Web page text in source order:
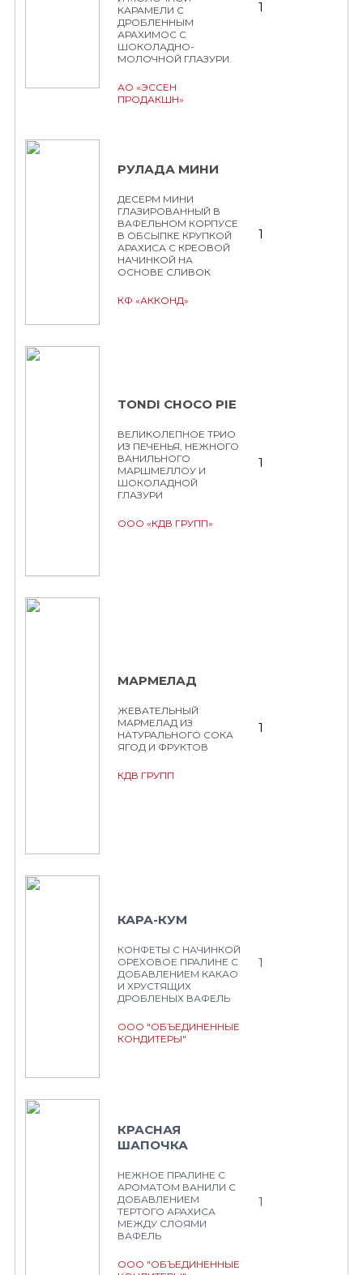
КАРАМЕЛИ С
ДРОБЛЕННЫМ
АРАХИМОС С
ШОКОЛАДНО-
МОЛОЧНОЙ ГЛАЗУРИ.
АО «ЭССЕН
ПРОДАКШН»
1
РУЛАДА МИНИ
ДЕСЕРМ МИНИ
ГЛАЗИРОВАННЫЙ В
ВАФЕЛЬНОМ КОРПУСЕ
В ОБСЫПКЕ КРУПКОЙ
АРАХИСА С КРЕОВОЙ
НАЧИНКОЙ НА
ОСНОВЕ СЛИВОК
КФ «АККОНД»
1
TONDI CHOCO PIE
ВЕЛИКОЛЕПНОЕ ТРИО
ИЗ ПЕЧЕНЬЯ, НЕЖНОГО
ВАНИЛЬНОГО
МАРШМЕЛЛОУ И
ШОКОЛАДНОЙ
ГЛАЗУРИ
ООО «КДВ ГРУПП»
1
МАРМЕЛАД
ЖЕВАТЕЛЬНЫЙ
МАРМЕЛАД ИЗ
НАТУРАЛЬНОГО СОКА
ЯГОД И ФРУКТОВ
КДВ ГРУПП
1
КАРА-КУМ
КОНФЕТЫ С НАЧИНКОЙ
ОРЕХОВОЕ ПРАЛИНЕ С
ДОБАВЛЕНИЕМ КАКАО
И ХРУСТЯЩИХ
ДРОБЛЕНЫХ ВАФЕЛЬ
ООО "ОБЪЕДИНЕННЫЕ
КОНДИТЕРЫ"
1
КРАСНАЯ
ШАПОЧКА
НЕЖНОЕ ПРАЛИНЕ С
АРОМАТОМ ВАНИЛИ С
ДОБАВЛЕНИЕМ
ТЕРТОГО АРАХИСА
МЕЖДУ СЛОЯМИ
ВАФЕЛЬ
ООО "ОБЪЕДИНЕННЫЕ
1